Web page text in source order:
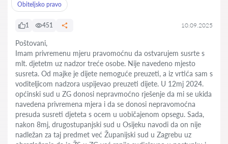
Obiteljsko pravo
1 451 10.09.2025
Poštovani,
Imam privremenu mjeru pravomoćnu da ostvarujem susrte s
mlt. djetetm uz nadzor treće osobe. Nije navedeno mjesto
susreta. Od majke je dijete nemoguće preuzeti, a iz vrtića sam s
voditeljicom nadzora uspijevao preuzeti dijete. U 12mj 2024.
općinski sud u ZG donosi nepravmoćno rješenje da mi se ukida
navedena privremena mjera i da se donosi nepravomoćna
presuda susreti djeteta s ocem u uobičajenom opsegu. Sada,
nakon 8mj, drugostupanjski sud u Osijeku navodi da on nije
nadležan za taj predmet već Županijski sud u Zagrebu uz